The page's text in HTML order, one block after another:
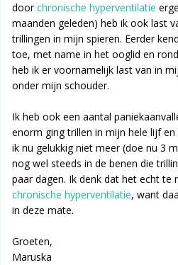
doorchronische hyperventilatie
maanden geleden) heb ik ook last
trillingen in mijn spieren. Eerder
toe, met name in het ooglid en
heb ik er voornamelijk last van in
onder mijn schouder.
Ik heb ook een aantal
enorm ging trillen in mijn hele lijf
ik nu gelukkig niet meer (doe nu 3
nog wel steeds in de benen die
paar dagen. Ik denk dat het echt te
chronische hyperventilatie, want
in deze mate.
Groeten,
Maruska